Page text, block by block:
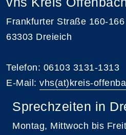
Frankfurter Straße 160-166
63303 Dreieich
Telefon: 06103 3131-1313
E-Mail: vhs(at)kreis-
Sprechzeiten in
Montag, Mittwoch bis